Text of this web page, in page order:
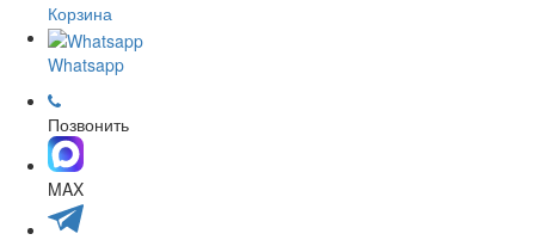
Корзина
Whatsapp
Позвонить
MAX